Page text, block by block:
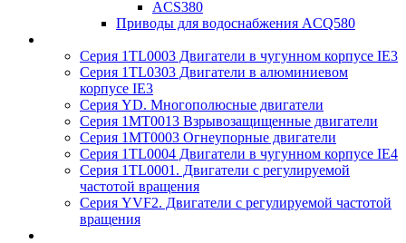
ACS380
Приводы для водоснабжения ACQ580
Серия 1TL0003 Двигатели в чугунном корпусе IE3
Серия 1TL0303 Двигатели в алюминиевом
корпусе IE3
Серия YD. Многополюсные двигатели
Серия 1MT0013 Взрывозащищенные двигатели
Серия 1MT0003 Огнеупорные двигатели
Серия 1TL0004 Двигатели в чугунном корпусе IE4
Серия 1TL0001. Двигатели с регулируемой
частотой вращения
Серия YVF2. Двигатели с регулируемой частотой
вращения